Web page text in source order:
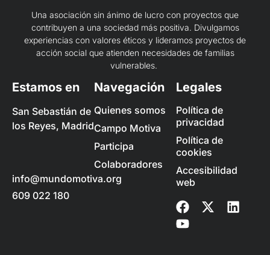
Una asociación sin ánimo de lucro con proyectos que
contribuyen a una sociedad más positiva. Divulgamos
experiencias con valores éticos y lideramos proyectos de
acción social que atienden necesidades de familias
vulnerables.
Estamos en
San Sebastián de
los Reyes, Madrid
info@mundomotiva.org
609 022 180
Navegación
Quienes somos
Campo Motiva
Participa
Colaboradores
Legales
Política de
privacidad
Política de
cookies
Accesibilidad
web